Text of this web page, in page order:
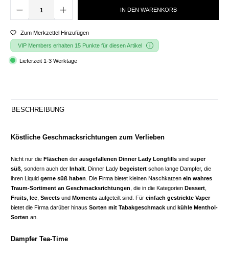
IN DEN WARENKORB
Zum Merkzettel Hinzufügen
VIP Members erhalten 15 Punkte für diesen Artikel
Lieferzeit 1-3 Werktage
BESCHREIBUNG
Köstliche Geschmacksrichtungen zum Verlieben
Nicht nur die Fläschen der ausgefallenen Dinner Lady Longfills sind super
süß , sondern auch der Inhalt . Dinner Lady begeistert schon lange Dampfer, die
ihren Liquid gerne süß haben . Die Firma bietet kleinen Naschkatzen ein wahres
Traum-Sortiment an Geschmacksrichtungen , die in die Kategorien Dessert
Fruits
Ice Sweets und Moments aufgeteilt sind. Für einfach gestrickte Vaper
bietet die Firma darüber hinaus Sorten mit Tabakgeschmack und kühle Menthol-
Sorten an.
Dampfer Tea-Time